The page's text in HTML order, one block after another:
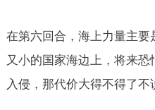
在第六回合，海上力量主
又小的国家海边上，将来
入侵，那代价大得不得了不